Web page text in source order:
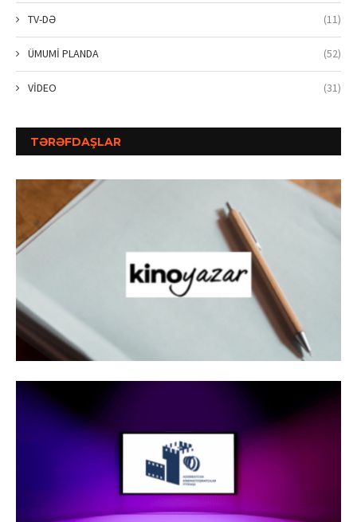
TV-DƏ (11)
ÜMUMİ PLANDA (52)
VİDEO (31)
TƏRƏFDAŞLAR